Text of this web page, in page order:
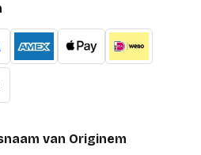
van Originem